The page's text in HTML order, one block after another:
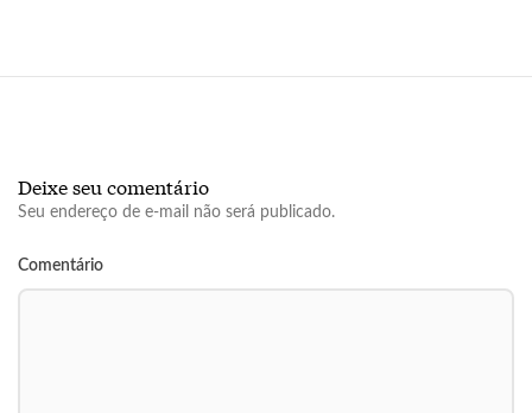
Deixe seu comentário
Seu endereço de e-mail não será publicado.
Comentário